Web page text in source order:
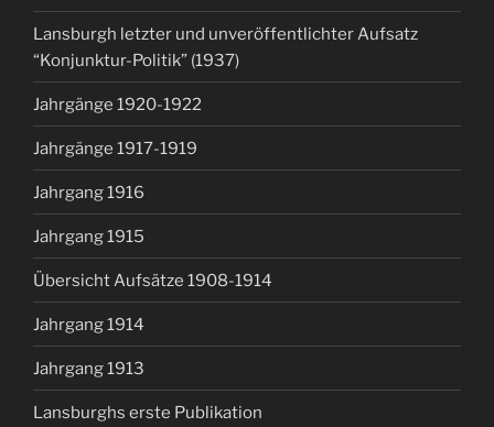
Lansburgh letzter und unveröffentlichter Aufsatz
“Konjunktur-Politik” (1937)
Jahrgänge 1920-1922
Jahrgänge 1917-1919
Jahrgang 1916
Jahrgang 1915
Übersicht Aufsätze 1908-1914
Jahrgang 1914
Jahrgang 1913
Lansburghs erste Publikation